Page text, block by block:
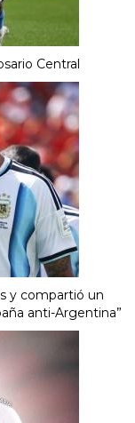
Central
y compartió un
anti-Argentina”